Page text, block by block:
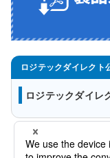
ロジテックダイレ
特定商